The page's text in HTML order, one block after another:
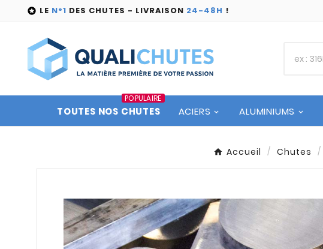
 LE N°1 DES CHUTES - LIVRAISON 24-48H !
TOUTES NOS CHUTES
POPULAIRE
ACIERS ALUMINIUMS
Accueil Chutes